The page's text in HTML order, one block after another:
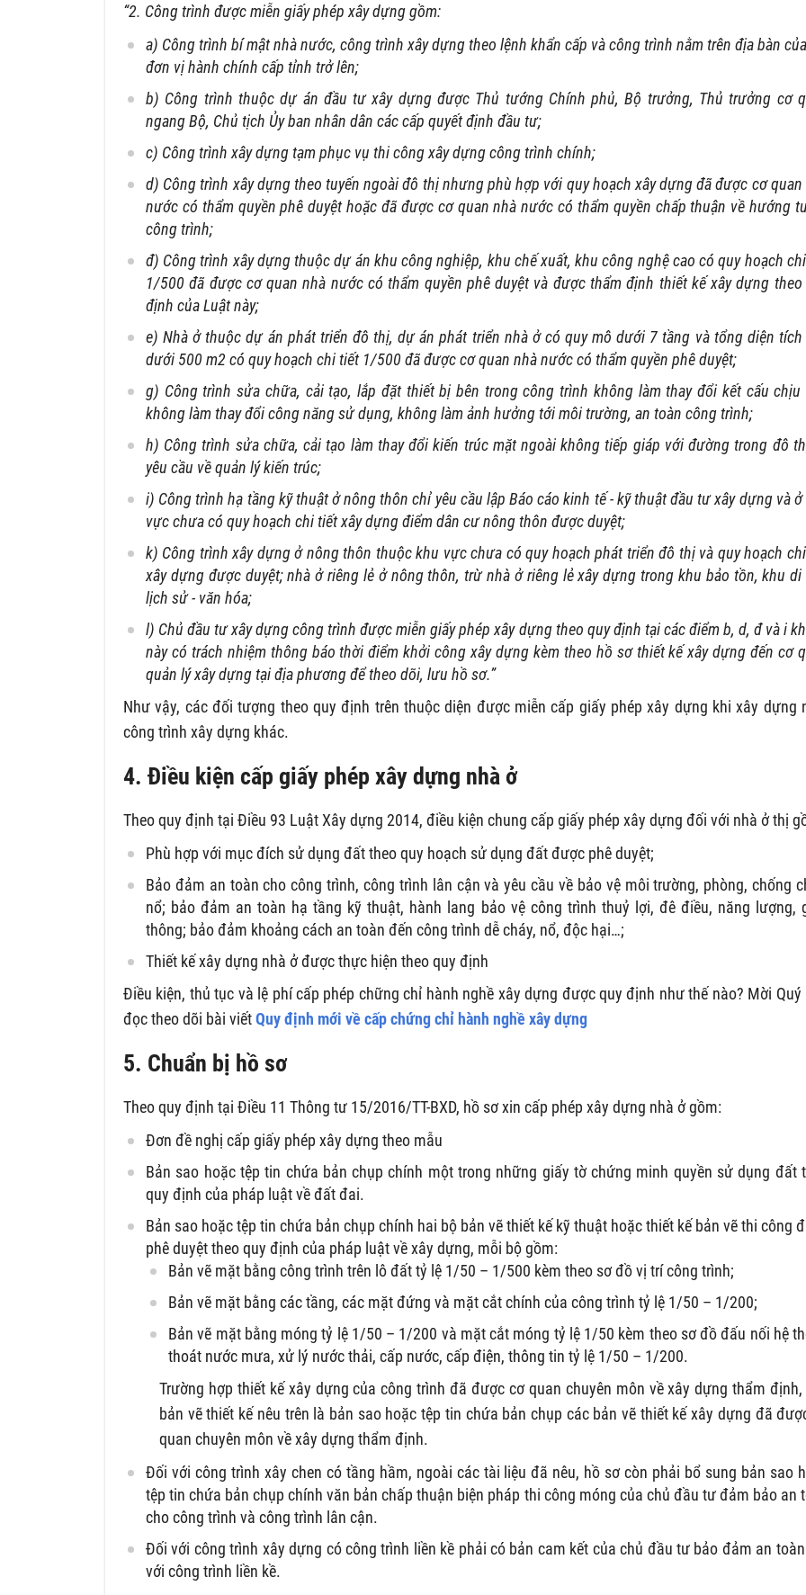
“2. Công trình được miễn giấy phép xây dựng gồm:
a) Công trình bí mật nhà nước, công trình xây dựng theo lệnh khẩn cấp và công trình nằm trên địa bàn
đơn vị hành chính cấp tỉnh trở lên;
b) Công trình thuộc dự án đầu tư xây dựng được Thủ tướng Chính phủ, Bộ trưởng, Thủ trưởng cơ
ngang Bộ, Chủ tịch Ủy ban nhân dân các cấp quyết định đầu tư;
c) Công trình xây dựng tạm phục vụ thi công xây dựng công trình chính;
d) Công trình xây dựng theo tuyến ngoài đô thị nhưng phù hợp với quy hoạch xây dựng đã được cơ quan
nước có thẩm quyền phê duyệt hoặc đã được cơ quan nhà nước có thẩm quyền chấp thuận về hướng
công trình;
đ) Công trình xây dựng thuộc dự án khu công nghiệp, khu chế xuất, khu công nghệ cao có quy hoạch
1/500 đã được cơ quan nhà nước có thẩm quyền phê duyệt và được thẩm định thiết kế xây dựng theo
định của Luật này;
e) Nhà ở thuộc dự án phát triển đô thị, dự án phát triển nhà ở có quy mô dưới 7 tầng và tổng diện tích
dưới 500 m2 có quy hoạch chi tiết 1/500 đã được cơ quan nhà nước có thẩm quyền phê duyệt;
g) Công trình sửa chữa, cải tạo, lắp đặt thiết bị bên trong công trình không làm thay đổi kết cấu chịu
không làm thay đổi công năng sử dụng, không làm ảnh hưởng tới môi trường, an toàn công trình;
h) Công trình sửa chữa, cải tạo làm thay đổi kiến trúc mặt ngoài không tiếp giáp với đường trong đô
yêu cầu về quản lý kiến trúc;
i) Công trình hạ tầng kỹ thuật ở nông thôn chỉ yêu cầu lập Báo cáo kinh tế - kỹ thuật đầu tư xây dựng và ở
vực chưa có quy hoạch chi tiết xây dựng điểm dân cư nông thôn được duyệt;
k) Công trình xây dựng ở nông thôn thuộc khu vực chưa có quy hoạch phát triển đô thị và quy hoạch
xây dựng được duyệt; nhà ở riêng lẻ ở nông thôn, trừ nhà ở riêng lẻ xây dựng trong khu bảo tồn, khu di
lịch sử - văn hóa;
l) Chủ đầu tư xây dựng công trình được miễn giấy phép xây dựng theo quy định tại các điểm b, d, đ và i
này có trách nhiệm thông báo thời điểm khởi công xây dựng kèm theo hồ sơ thiết kế xây dựng đến cơ
quản lý xây dựng tại địa phương để theo dõi, lưu hồ sơ.”
Như vậy, các đối tượng theo quy định trên thuộc diện được miễn cấp giấy phép xây dựng khi xây dựng
công trình xây dựng khác.
4. Điều kiện cấp giấy phép xây dựng nhà ở
Theo quy định tại Điều 93 Luật Xây dựng 2014, điều kiện chung cấp giấy phép xây dựng đối với nhà ở thị
Phù hợp với mục đích sử dụng đất theo quy hoạch sử dụng đất được phê duyệt;
Bảo đảm an toàn cho công trình, công trình lân cận và yêu cầu về bảo vệ môi trường, phòng, chống
nổ; bảo đảm an toàn hạ tầng kỹ thuật, hành lang bảo vệ công trình thuỷ lợi, đê điều, năng lượng,
thông; bảo đảm khoảng cách an toàn đến công trình dễ cháy, nổ, độc hại…;
Thiết kế xây dựng nhà ở được thực hiện theo quy định
Điều kiện, thủ tục và lệ phí cấp phép chững chỉ hành nghề xây dựng được quy định như thế nào? Mời Quý
đọc theo dõi bài viếtQuy định mới về cấp chứng chỉ hành nghề xây dựng
5. Chuẩn bị hồ sơ
Theo quy định tại Điều 11 Thông tư 15/2016/TT-BXD, hồ sơ xin cấp phép xây dựng nhà ở gồm:
Đơn đề nghị cấp giấy phép xây dựng theo mẫu
Bản sao hoặc tệp tin chứa bản chụp chính một trong những giấy tờ chứng minh quyền sử dụng đất
quy định của pháp luật về đất đai.
Bản sao hoặc tệp tin chứa bản chụp chính hai bộ bản vẽ thiết kế kỹ thuật hoặc thiết kế bản vẽ thi công
phê duyệt theo quy định của pháp luật về xây dựng, mỗi bộ gồm:
Bản vẽ mặt bằng công trình trên lô đất tỷ lệ 1/50 – 1/500 kèm theo sơ đồ vị trí công trình;
Bản vẽ mặt bằng các tầng, các mặt đứng và mặt cắt chính của công trình tỷ lệ 1/50 – 1/200;
Bản vẽ mặt bằng móng tỷ lệ 1/50 – 1/200 và mặt cắt móng tỷ lệ 1/50 kèm theo sơ đồ đấu nối hệ
thoát nước mưa, xử lý nước thải, cấp nước, cấp điện, thông tin tỷ lệ 1/50 – 1/200.
Trường hợp thiết kế xây dựng của công trình đã được cơ quan chuyên môn về xây dựng thẩm định,
bản vẽ thiết kế nêu trên là bản sao hoặc tệp tin chứa bản chụp các bản vẽ thiết kế xây dựng đã
quan chuyên môn về xây dựng thẩm định.
Đối với công trình xây chen có tầng hầm, ngoài các tài liệu đã nêu, hồ sơ còn phải bổ sung bản sao
tệp tin chứa bản chụp chính văn bản chấp thuận biện pháp thi công móng của chủ đầu tư đảm bảo an
cho công trình và công trình lân cận.
Đối với công trình xây dựng có công trình liền kề phải có bản cam kết của chủ đầu tư bảo đảm an
với công trình liền kề.